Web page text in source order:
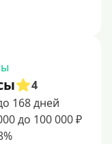
4
168 дней
до 100 000 ₽